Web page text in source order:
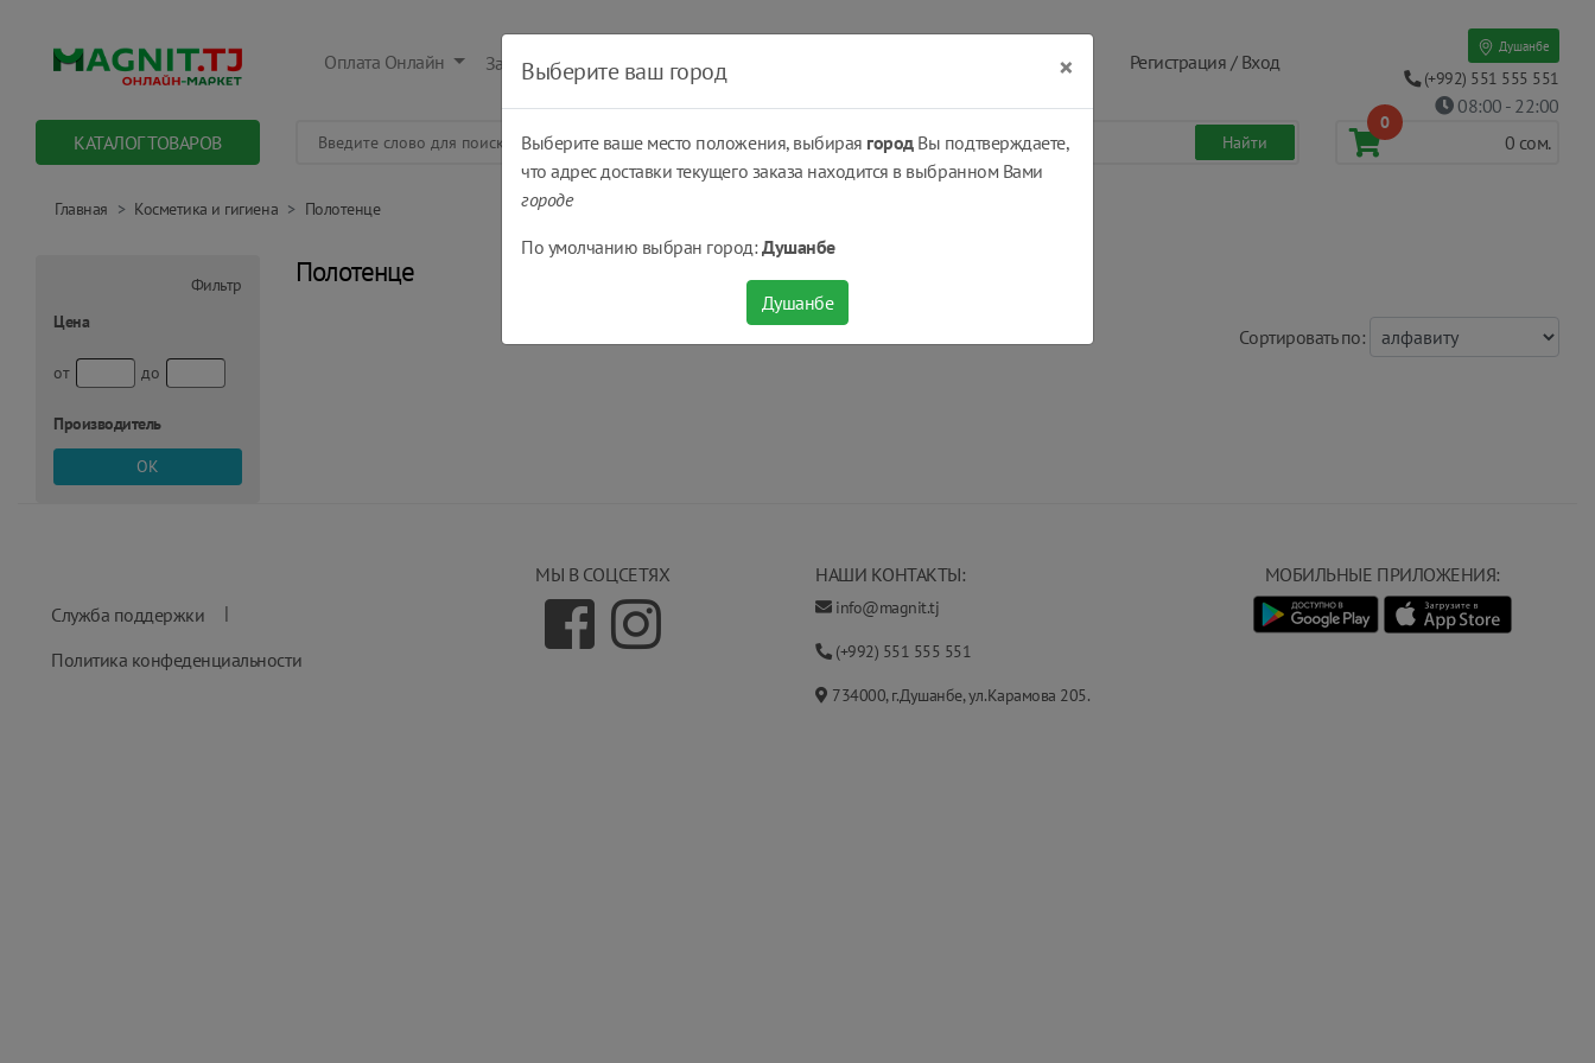
Оплата Онлайн Заказать Оплатить Получить Регистрация / Вход
Душанбе
(+992) 551 555 551
08:00 - 22:00
КАТАЛОГ ТОВАРОВ
0
0 сом.
Главная Косметика и гигиена Полотенце
Фильтр
Цена
от до
Производитель
Полотенце
Cортировать по:
Служба поддержки
|
Политика конфеденциальности
МЫ В СОЦСЕТЯХ НАШИ КОНТАКТЫ:
info@magnit.tj
(+992) 551 555 551
734000, г.Душанбе, ул.Карамова 205.
МОБИЛЬНЫЕ ПРИЛОЖЕНИЯ:
Выберите ваш город ×
Выберите ваше место положения, выбирая городВы подтверждаете,
что адрес доставки текущего заказа находится в выбранном Вами
городе
По умолчанию выбран город:Душанбе
Душанбе